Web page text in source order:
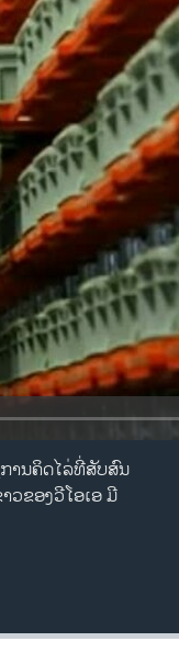
ານ​ຄິດ​ໄລ່ທີ່​ສັບສົນ
ວ​ຂອງ​ວີ​ໂອ​ເອ ມີ​